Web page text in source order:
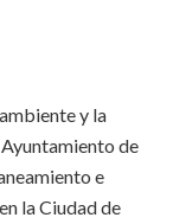
y la
de
e
la Ciudad de